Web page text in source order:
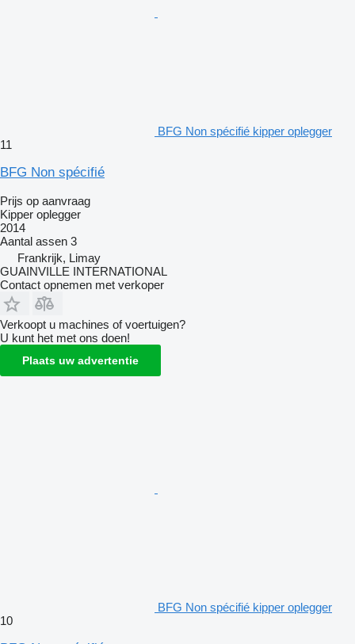
BFG Non spécifié kipper oplegger
11
BFG Non spécifié
Prijs op aanvraag
Kipper oplegger
2014
Aantal assen 3
Frankrijk, Limay
GUAINVILLE INTERNATIONAL
Contact opnemen met verkoper
Verkoopt u machines of voertuigen?
U kunt het met ons doen!
Plaats uw advertentie
BFG Non spécifié kipper oplegger
10